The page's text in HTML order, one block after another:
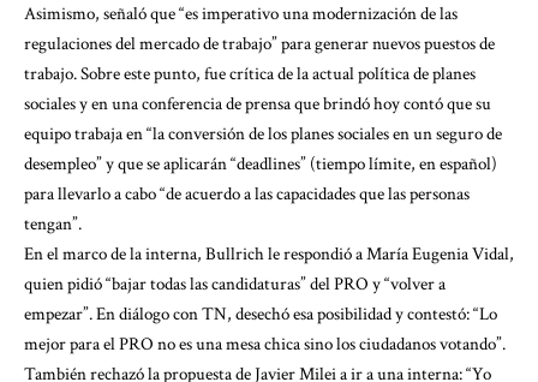
Asimismo, señaló que “es imperativo una modernización de las
regulaciones del mercado de trabajo” para generar nuevos puestos de
trabajo. Sobre este punto, fue crítica de la actual política de planes
sociales y en una conferencia de prensa que brindó hoy contó que su
equipo trabaja en “la conversión de los planes sociales en un seguro de
desempleo” y que se aplicarán “deadlines” (tiempo límite, en español)
para llevarlo a cabo “de acuerdo a las capacidades que las personas
tengan”.
En el marco de la interna, Bullrich le respondió a María Eugenia Vidal,
quien pidió “bajar todas las candidaturas” del PRO y “volver a
empezar”. En diálogo con TN, desechó esa posibilidad y contestó: “Lo
mejor para el PRO no es una mesa chica sino los ciudadanos votando”.
También rechazó la propuesta de Javier Milei a ir a una interna: “Yo